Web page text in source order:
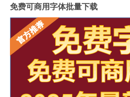
免费可商用字体批量下载